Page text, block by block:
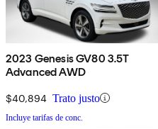
2023 Genesis GV80 3.5T
Advanced AWD
$40,894 Trato justo
Incluye tarifas de conc.